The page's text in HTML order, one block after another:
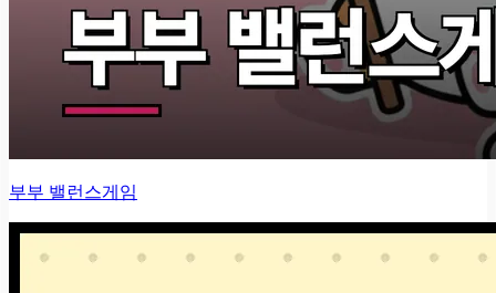
부부 밸런스게임